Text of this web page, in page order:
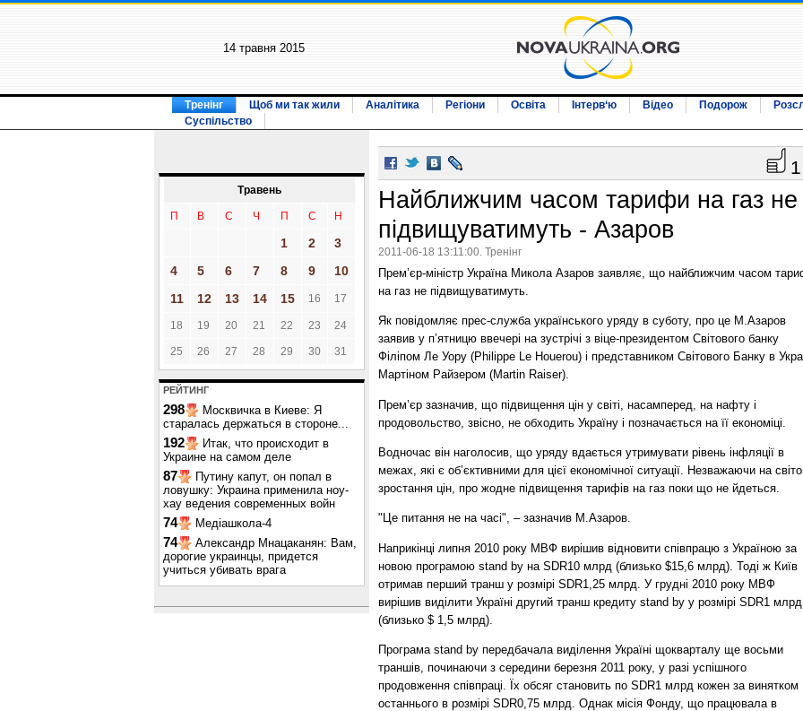
14 травня 2015
Тренінг Щоб ми так жили Аналітика Регіони Освіта Інтерв‘ю Відео Подорож
Суспільство
Травень
П В С Ч П С Н
1 2
3
4
5 6 7 8 9
10
11
12 13 14 15 16 17
18 19 20 21 22 23 24
25 26 27 28 29 30 31
РЕЙТИНГ
298
Москвичка в Киеве: Я
старалась держаться в стороне...
192
Итак, что происходит в
Украине на самом деле
87
Путину капут, он попал в
ловушку: Украина применила ноу-
хау ведения современных войн
74 Медіашкола-4
74
Александр Мнацаканян: Вам,
дорогие украинцы, придется
учиться убивать врага
1
Найближчим часом тарифи на газ не
підвищуватимуть - Азаров
2011-06-18 13:11:00. Тренінг
Прем’єр-міністр Україна Микола Азаров заявляє, що найближчим часом
на газ не підвищуватимуть.
Як повідомляє прес-служба українського уряду в суботу, про це М.Азаров
заявив у п’ятницю ввечері на зустрічі з віце-президентом Світового банку
Філіпом Ле Уору (Philippe Le Houerou) і представником Світового Банку в
Мартіном Райзером (Martin Raiser).
Прем’єр зазначив, що підвищення цін у світі, насамперед, на нафту і
продовольство, звісно, не обходить Україну і позначається на її економіці.
Водночас він наголосив, що уряду вдається утримувати рівень інфляції в
межах, які є об’єктивними для цієї економічної ситуації. Незважаючи на
зростання цін, про жодне підвищення тарифів на газ поки що не йдеться.
"Це питання не на часі", – зазначив М.Азаров.
Наприкінці липня 2010 року МВФ вирішив відновити співпрацю з Україною за
новою програмою stand by на SDR10 млрд (близько $15,6 млрд). Тоді ж Київ
отримав перший транш у розмірі SDR1,25 млрд. У грудні 2010 року МВФ
вирішив виділити Україні другий транш кредиту stand by у розмірі SDR1 млрд
(близько $ 1,5 млрд).
Програма stand by передбачала виділення Україні щокварталу ще восьми
траншів, починаючи з середини березня 2011 року, у разі успішного
продовження співпраці. Їх обсяг становить по SDR1 млрд кожен за винятком
останнього в розмірі SDR0,75 млрд. Однак місія Фонду, що працювала в